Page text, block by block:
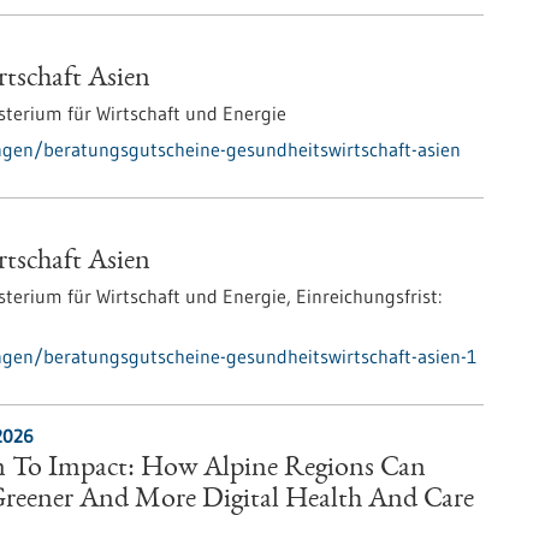
Asien
für Wirtschaft und Energie
beratungsgutscheine-gesundheitswirtschaft-asien
Asien
für Wirtschaft und Energie, Einreichungsfrist:
beratungsgutscheine-gesundheitswirtschaft-asien-1
Impact: How Alpine Regions Can
And More Digital Health And Care